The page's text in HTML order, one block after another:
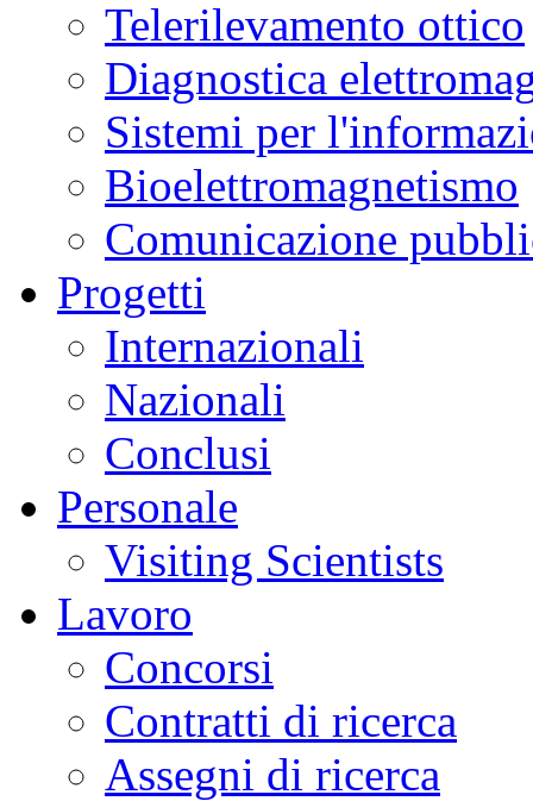
Telerilevamento ottico
Diagnostica
Sistemi per
Bioelettromagnetismo
Comunicazione
Progetti
Internazionali
Nazionali
Conclusi
Personale
Visiting Scientists
Lavoro
Concorsi
Contratti di ricerca
Assegni di ricerca